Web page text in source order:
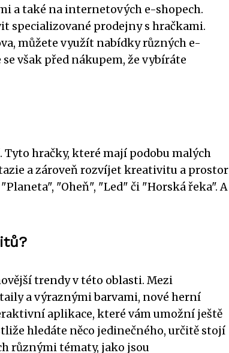
a také na internetových e-shopech.
specializované prodejny s hračkami.
můžete využít nabídky různých e-
však před nákupem, že vybíráte
hračky, které mají podobu malých
a zároveň rozvíjet kreativitu a prostor
"Oheň", "Led" či "Horská řeka". A
trendy v této oblasti. Mezi
a výraznými barvami, nové herní
aplikace, které vám umožní ještě
hledáte něco jedinečného, určitě stojí
různými tématy, jako jsou